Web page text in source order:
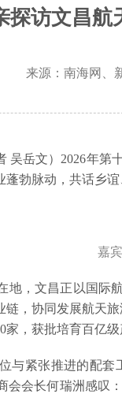
探访文昌航
来源：南海网、
吴岳文）2026年
勃脉动，共话乡谊
嘉
地，文昌正以国际
，协同发展航天
，获批培育百亿级
与紧张推进的配
会长何瑞洲感叹